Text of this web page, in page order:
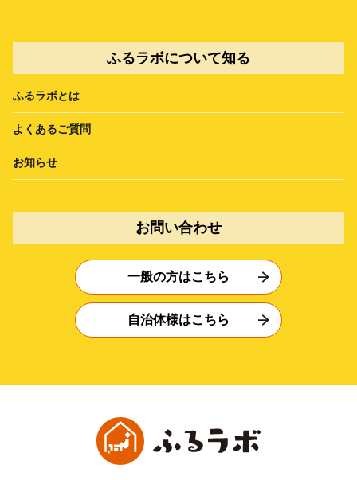
ふるラボについて知る
ふるラボとは
よくあるご質問
お知らせ
お問い合わせ
一般の方はこちら
自治体様はこちら